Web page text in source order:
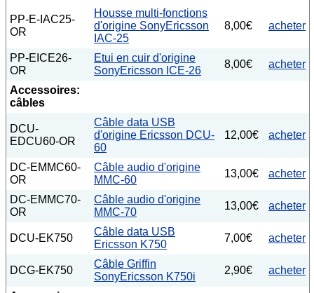
PP-E-IAC25-
OR
Housse multi-fonctions
d'origine SonyEricsson
IAC-25
8,00€ acheter
PP-EICE26-
OR
Etui en cuir d'origine
SonyEricsson ICE-26
8,00€ acheter
Accessoires:
câbles
DCU-
EDCU60-OR
Câble data USB
d'origine Ericsson DCU-
60
12,00€ acheter
DC-EMMC60-
OR
Câble audio d'origine
MMC-60
13,00€ acheter
DC-EMMC70-
OR
Câble audio d'origine
MMC-70
13,00€ acheter
DCU-EK750
Câble data USB
Ericsson K750
7,00€ acheter
DCG-EK750
Câble Griffin
SonyEricsson K750i
2,90€ acheter